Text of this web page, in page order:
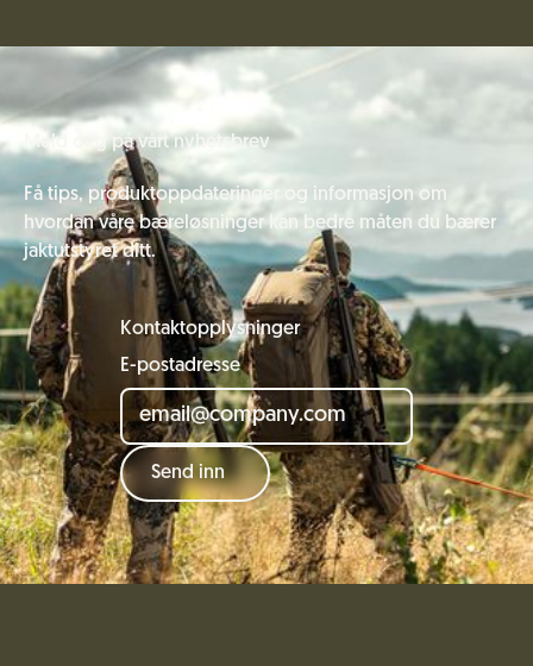
Meld deg på vårt nyhetsbrev
Få tips, produktoppdateringer og informasjon om
hvordan våre bæreløsninger kan bedre måten du bærer
jaktutstyret ditt.
Kontaktopplysninger
E-postadresse
Send inn